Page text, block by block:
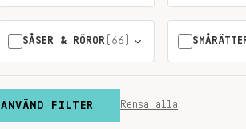
SÅSER & RÖROR (66)
ANVÄND FILTER Rensa alla